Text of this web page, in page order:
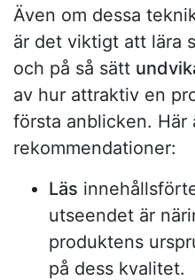
Även om dessa
är det viktigt att lära
och på så sätt
av hur attraktiv en
första anblicken. Här
rekommendationer:
Läs
utseendet är
produktens
på dess kvalitet.